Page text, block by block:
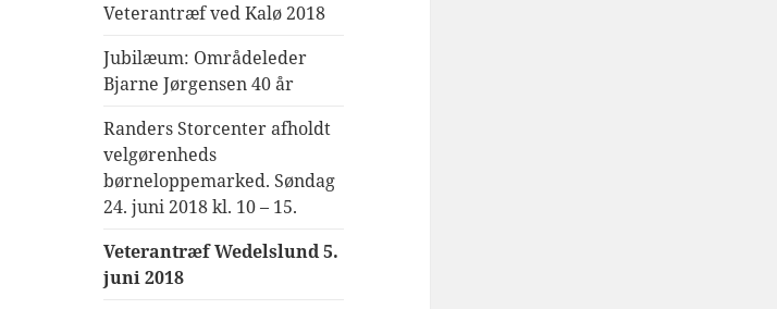
Veterantræf ved Kalø 2018
Jubilæum: Områdeleder
Bjarne Jørgensen 40 år
Randers Storcenter afholdt
velgørenheds
børneloppemarked. Søndag
24. juni 2018 kl. 10 – 15.
Veterantræf Wedelslund 5.
juni 2018